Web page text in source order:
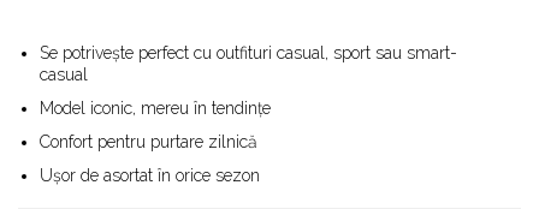
Salomon
Speedcross
X
XT-6
UGG
Se potrivește perfect cu outfituri casual, sport sau smart-
casual
Model iconic, mereu în tendințe
Confort pentru purtare zilnică
Ușor de asortat în orice sezon